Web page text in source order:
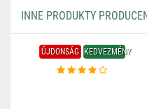
INNE PRODUKTY
ÚJDONSÁG KEDVEZMÉNY